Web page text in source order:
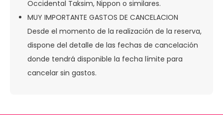
Occidental Taksim, Nippon o similares.
MUY IMPORTANTE GASTOS DE CANCELACION
Desde el momento de la realización de la reserva,
dispone del detalle de las fechas de cancelación
donde tendrá disponible la fecha límite para
cancelar sin gastos.